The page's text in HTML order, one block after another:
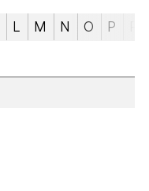
L M N O P